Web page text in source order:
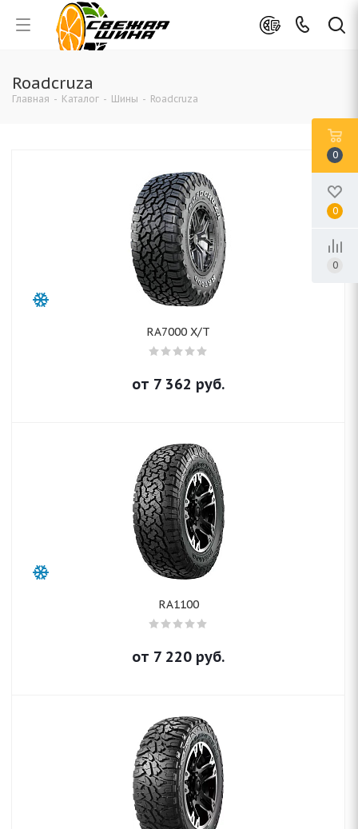
Roadcruza
Главная - Каталог - Шины - Roadcruza
RA7000 X/T
от 7 362 руб.
RA1100
от 7 220 руб.
0
0
0